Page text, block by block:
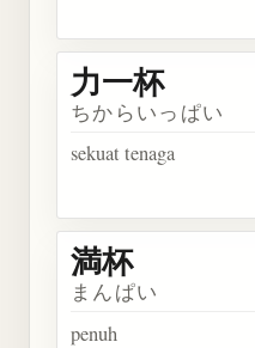
力一杯
ちからいっぱい
sekuat tenaga
満杯
まんぱい
penuh